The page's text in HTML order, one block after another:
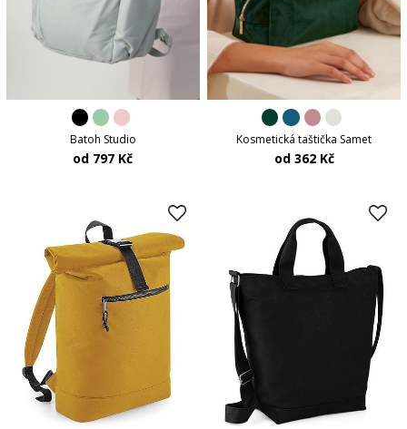
Batoh Studio
od 797 Kč
Kosmetická taštička Samet
od 362 Kč